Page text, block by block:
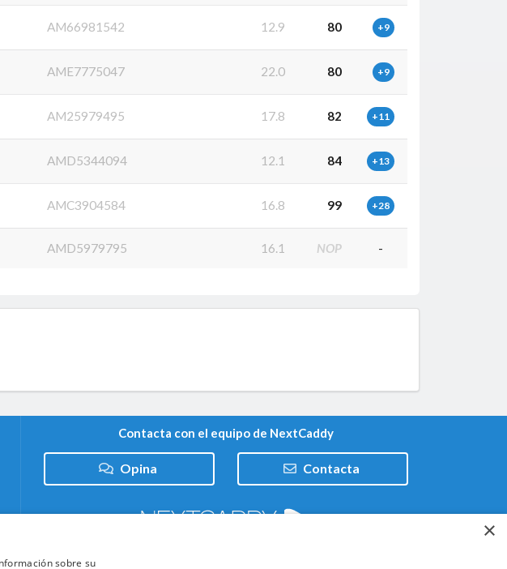
AM66981542 12.9 80 +9
AME7775047 22.0 80 +9
AM25979495 17.8 82 +11
AMD5344094 12.1 84 +13
AMC3904584 16.8 99 +28
AMD5979795 16.1 NOP -
Contacta con el equipo de NextCaddy
Opina Contacta
×
sobre su